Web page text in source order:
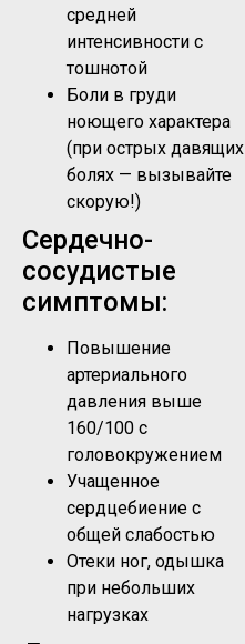
средней
интенсивности с
тошнотой
Боли в груди
ноющего характера
(при острых давящих
болях — вызывайте
скорую!)
Сердечно-
сосудистые
симптомы:
Повышение
артериального
давления выше
160/100 с
головокружением
Учащенное
сердцебиение с
общей слабостью
Отеки ног, одышка
при небольших
нагрузках